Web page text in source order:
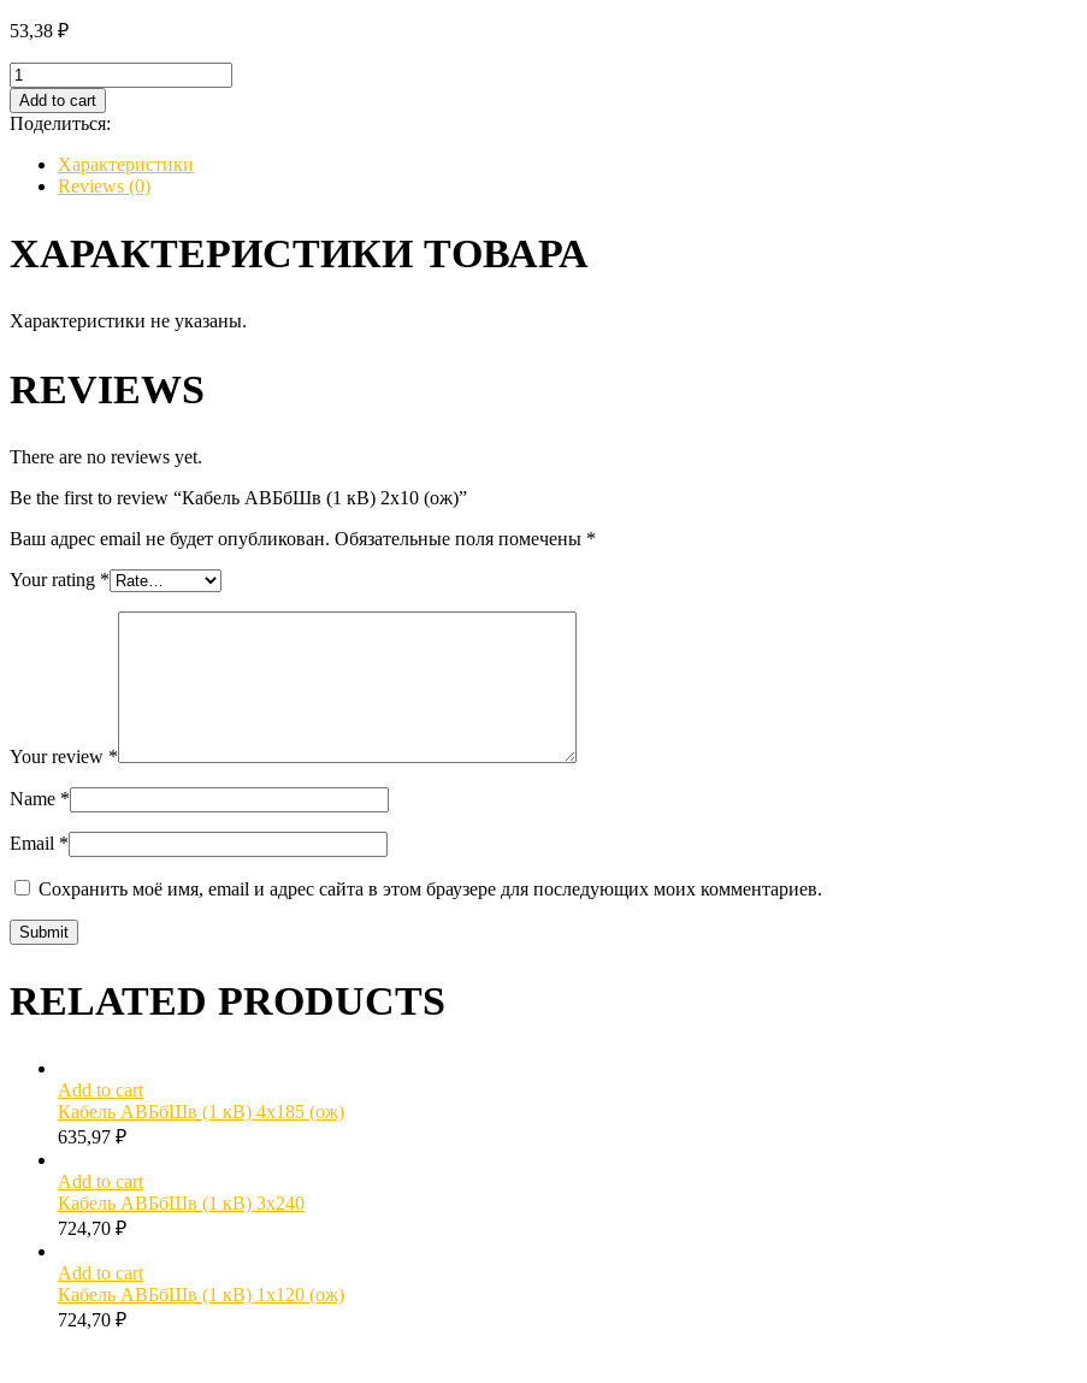
53,38 ₽
Кабель
АВБбШв
(1
кВ)
2х10
(ож)
quantity
Add to cart
Поделиться:
Характеристики
Reviews (0)
ХАРАКТЕРИСТИКИ ТОВАРА
Характеристики не указаны.
REVIEWS
There are no reviews yet.
Be the first to review “Кабель АВБбШв (1 кВ) 2х10 (ож)”
Ваш адрес email не будет опубликован. Обязательные поля помечены *
Your rating *
Your review *
Name *
Email *
Сохранить моё имя, email и адрес сайта в этом браузере для последующих моих комментариев.
RELATED PRODUCTS
Add to cart
Кабель АВБбШв (1 кВ) 4х185 (ож)
635,97 ₽
Add to cart
Кабель АВБбШв (1 кВ) 3х240
724,70 ₽
Add to cart
Кабель АВБбШв (1 кВ) 1х120 (ож)
724,70 ₽